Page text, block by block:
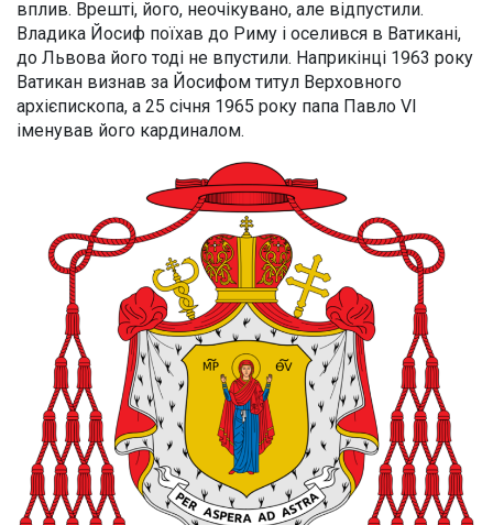
вплив. Врешті, його, неочікувано, але відпустили.
Владика Йосиф поїхав до Риму і оселився в Ватикані,
до Львова його тоді не впустили. Наприкінці 1963 року
Ватикан визнав за Йосифом титул Верховного
архієпископа, а 25 січня 1965 року папа Павло VI
іменував його кардиналом.